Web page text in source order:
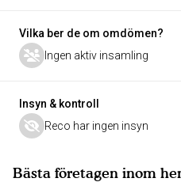
Vilka ber de om omdömen?
Ingen aktiv insamling
Insyn & kontroll
Reco har ingen insyn
Bästa företagen inom